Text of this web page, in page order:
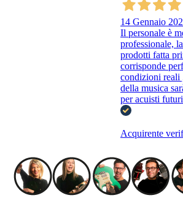
14 Gennaio
Il personale è
professionale,
prodotti fatta
corrisponde
condizioni reali
della musica
per acuisti
Acquirente